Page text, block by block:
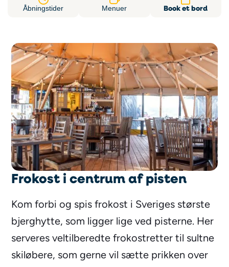
Åbningstider Menuer Book et bord
Frokost i centrum af pisten
Kom forbi og spis frokost i Sveriges største
bjerghytte, som ligger lige ved pisterne. Her
serveres veltilberedte frokostretter til sultne
skiløbere, som gerne vil sætte prikken over